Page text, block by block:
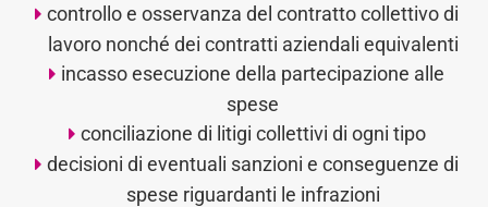
controllo e osservanza del contratto collettivo di
lavoro nonché dei contratti aziendali equivalenti
incasso esecuzione della partecipazione alle
spese
conciliazione di litigi collettivi di ogni tipo
decisioni di eventuali sanzioni e conseguenze di
spese riguardanti le infrazioni